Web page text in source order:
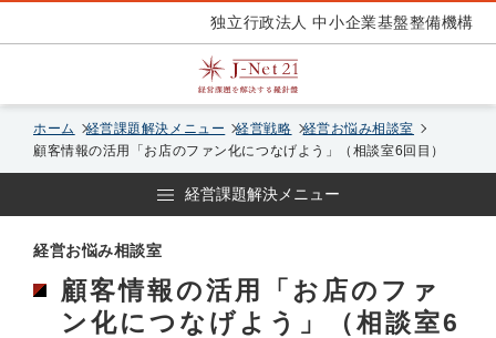
独立行政法人 中小企業基盤整備機構
ホーム 経営課題解決メニュー 経営戦略
経営お悩み相談室
顧客情報の活用「お店のファン化につなげよう」（相談室6回目）
経営課題解決メニュー
経営お悩み相談室
顧客情報の活用「お店のファ
ン化につなげよう」（相談室6